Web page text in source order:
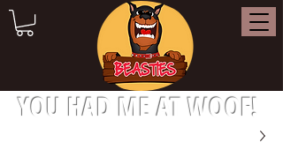
YOU HAD ME AT WOOF!